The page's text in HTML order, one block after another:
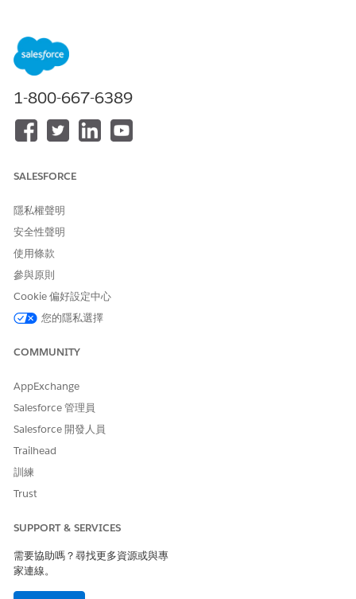
提議重大事件後,系統會將電子郵件通知傳送給指定的主要事件管理
員。
開啟電子郵件並按一下連結以存取批准記錄。
若要批准,請選取「
成」。
成」。
重新整理畫面以檢視更新的狀態。
若批准,橫幅會顯示在記錄頂端,且主要事件狀態會更新為「
准 」。
如果管理員已啟用此設定,則系統會自動建立問題並與事件相關
聯。
隨著情況發展,如果業務影響或嚴重性降低,則批准的主要事件可
能會降級回標準事件。發生此情況時,事件記錄上的橫幅會通知
事件擁有者和利害關係人狀態變更。
1-800-667-6389
SALESFORCE
隱私權聲明
安全性聲明
使用條款
參與原則
Cookie 偏好設定中心
您的隱私選擇
COMMUNITY
AppExchange
Salesforce 管理員
Salesforce 開發人員
Trailhead
訓練
Trust
SUPPORT & SERVICES
需要協助嗎？尋找更多資源或與專
家連線。